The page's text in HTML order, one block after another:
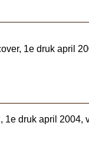
1e druk april
druk april